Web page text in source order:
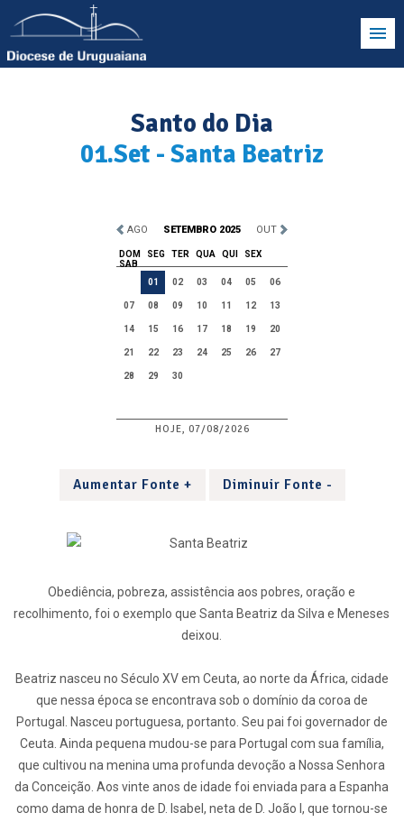
Santo do Dia
01.Set - Santa Beatriz
AGO SETEMBRO 2025 OUT
DOM SEG TER QUA QUI
SEX
SAB
01
02 03 04 05 06
07 08 09 10 11 12 13
14 15 16 17 18 19 20
21 22 23 24 25 26 27
28 29 30
HOJE, 07/08/2026
Aumentar Fonte + Diminuir Fonte -
Obediência, pobreza, assistência aos pobres, oração e
recolhimento, foi o exemplo que Santa Beatriz da Silva e Meneses
deixou.
Beatriz nasceu no Século XV em Ceuta, ao norte da África, cidade
que nessa época se encontrava sob o domínio da coroa de
Portugal. Nasceu portuguesa, portanto. Seu pai foi governador de
Ceuta. Ainda pequena mudou-se para Portugal com sua família,
que cultivou na menina uma profunda devoção a Nossa Senhora
da Conceição. Aos vinte anos de idade foi enviada para a Espanha
como dama de honra de D. Isabel, neta de D. João I, que tornou-se